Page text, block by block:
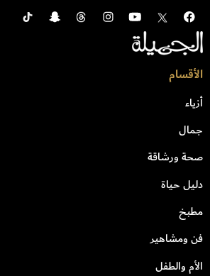
الأقسام
أزياء
جمال
صحة ورشاقة
دليل حياة
مطبخ
فن ومشاهير
الأم والطفل